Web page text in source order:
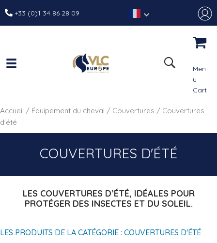
+33 (0)1 34 86 28 09
Men
u
Cart
Accueil / Équipement du cheval / Couvertures / Couvertures
d'été
COUVERTURES D'ÉTÉ
LES COUVERTURES D’ÉTÉ, IDÉALES POUR
PROTÉGER DES INSECTES ET DU SOLEIL.
LES PRODUITS DE LA CATÉGORIE : COUVERTURES D'ÉTÉ